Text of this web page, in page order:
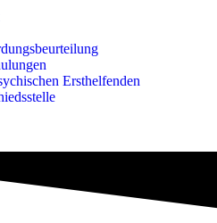
Ersthelfenden